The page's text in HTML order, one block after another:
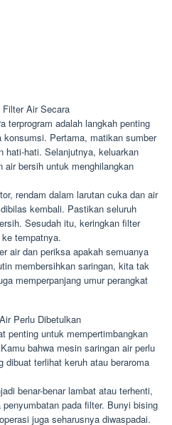
Filter Air Secara
terprogram adalah langkah penting
Pertama, matikan sumber
hati-hati. Selanjutnya, keluarkan
air bersih untuk menghilangkan
rendam dalam larutan cuka dan air
kembali. Pastikan seluruh
Sesudah itu, keringkan filter
tempatnya.
air dan periksa apakah semuanya
membersihkan saringan, kita tak
memperpanjang umur perangkat
Perlu Dibetulkan
penting untuk mempertimbangkan
bahwa mesin saringan air perlu
dibuat terlihat keruh atau beraroma
benar-benar lambat atau terhenti,
pada filter. Bunyi bising
juga seharusnya diwaspadai.